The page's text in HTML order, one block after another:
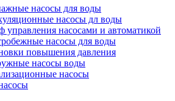
насосы для воды
насосы дл воды
управления насосами и автоматикой
насосы для воды
повышения давления
насосы воды
насосы